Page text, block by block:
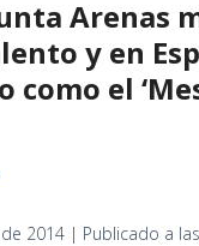
Arenas
y en
como el
2014 | Publicado a